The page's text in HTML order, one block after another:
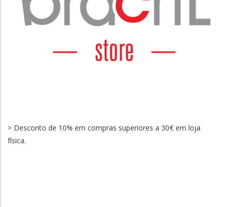
> Desconto de 10% em compras superiores a 30€ em loja
física.